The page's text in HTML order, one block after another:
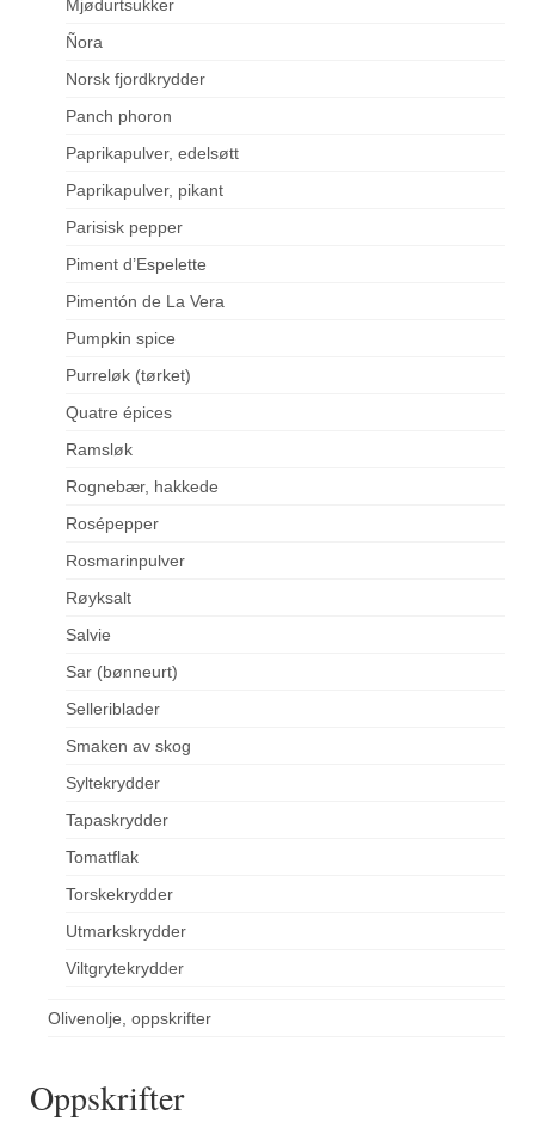
Mjødurtsukker
Ñora
Norsk fjordkrydder
Panch phoron
Paprikapulver, edelsøtt
Paprikapulver, pikant
Parisisk pepper
Piment d’Espelette
Pimentón de La Vera
Pumpkin spice
Purreløk (tørket)
Quatre épices
Ramsløk
Rognebær, hakkede
Rosépepper
Rosmarinpulver
Røyksalt
Salvie
Sar (bønneurt)
Selleriblader
Smaken av skog
Syltekrydder
Tapaskrydder
Tomatflak
Torskekrydder
Utmarkskrydder
Viltgrytekrydder
Olivenolje, oppskrifter
Oppskrifter